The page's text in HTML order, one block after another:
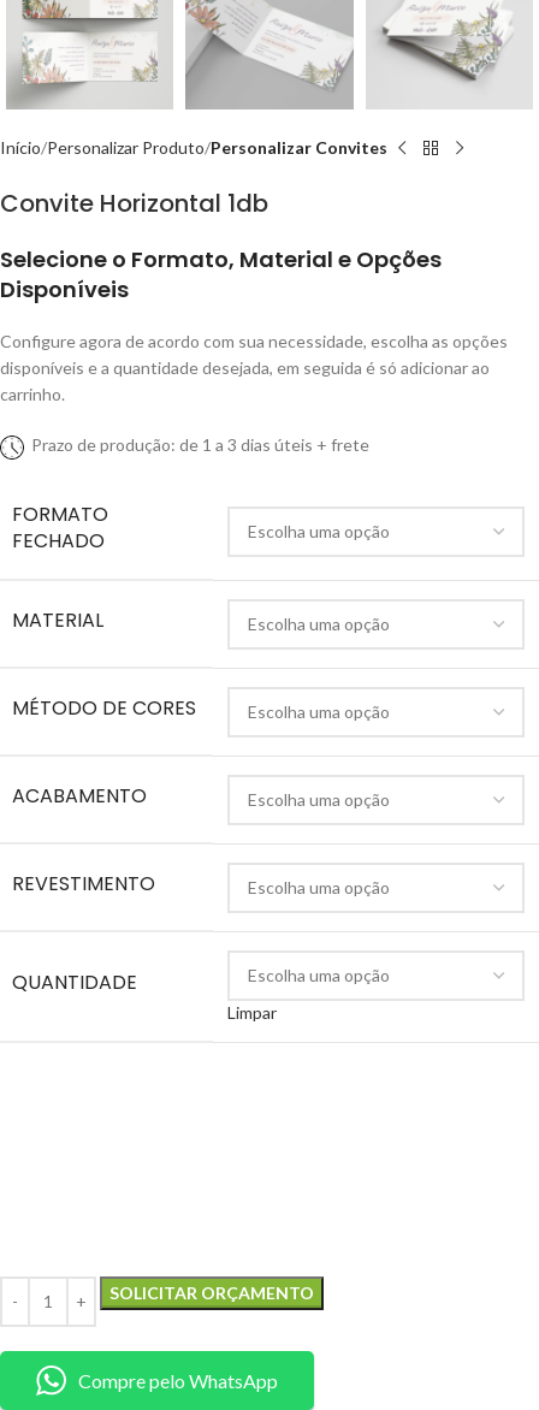
Início Personalizar Produto Personalizar Convites
Convite Horizontal 1db
Selecione o Formato, Material e Opções
Disponíveis
Configure agora de acordo com sua necessidade, escolha as opções
disponíveis e a quantidade desejada, em seguida é só adicionar ao
carrinho.
Prazo de produção: de 1 a 3 dias úteis + frete
FORMATO
FECHADO
MATERIAL
MÉTODO DE CORES
ACABAMENTO
REVESTIMENTO
QUANTIDADE
Limpar
SOLICITAR ORÇAMENTO
Compre pelo WhatsApp